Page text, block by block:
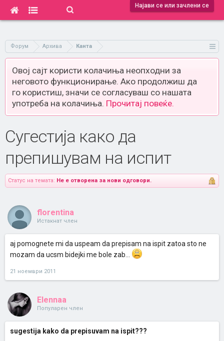
Најави се или зачлени се
Форум Архива Канта
Овој сајт користи колачиња неопходни за
неговото функционирање. Ако продолжиш да
го користиш, значи се согласуваш со нашата
употреба на колачиња. Прочитај повеќе.
Сугестија како да
препишувам на испит
Статус на темата: Не е отворена за нови одговори.
florentina
Истакнат член
aj pomognete mi da uspeam da prepisam na ispit zatoa sto ne
mozam da ucsm bidejki me bole zab...
21 ноември 2011
Elennaa
Популарен член
sugestija kako da prepisuvam na ispit???